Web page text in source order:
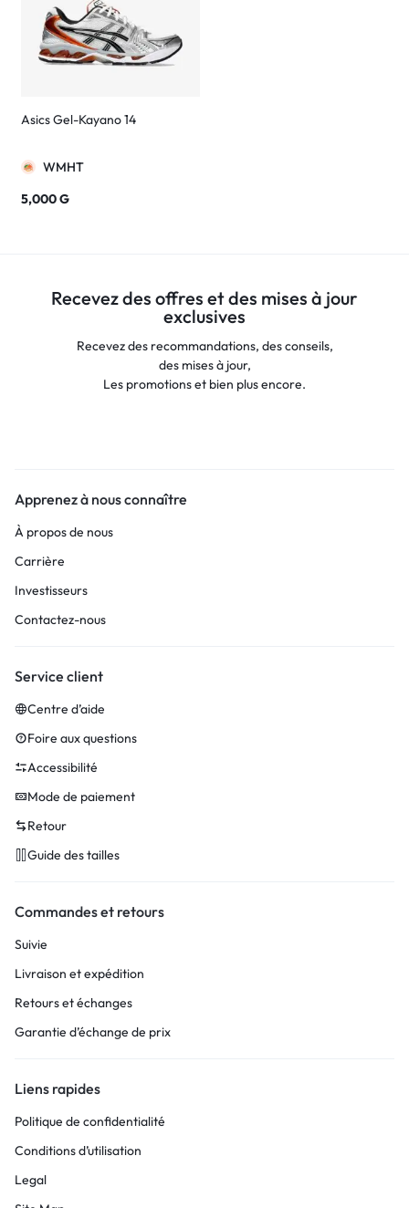
Asics Gel-Kayano 14
WMHT
5,000G
Recevez des offres et des mises à jour
exclusives
Recevez des recommandations, des conseils,
des mises à jour,
Les promotions et bien plus encore.
Apprenez à nous connaître
À propos de nous
Carrière
Investisseurs
Contactez-nous
Service client
Centre d’aide
Foire aux questions
Accessibilité
Mode de paiement
Retour
Guide des tailles
Commandes et retours
Suivie
Livraison et expédition
Retours et échanges
Garantie d’échange de prix
Liens rapides
Politique de confidentialité
Conditions d’utilisation
Legal